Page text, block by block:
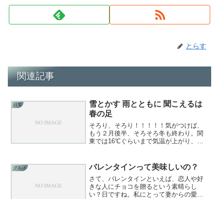
とらす
関連記事
日常
雪とかす 雨とともに 聞こえるは
春の足
そろり、そろり！！！！！気がつけば、
もう２月後半、そろそろ冬も終わり。関
東では16℃ぐらいまで気温が上がり、も
事発令など様々な人流がある。別れと出
会い、出会いと別れ。最...
グルメ バレンタインって美味しいの？
さて、バレンタインといえば、恋人や好
きな人にチョコを贈るという素晴らし
い？日ですね。私にとって妻からの愛の